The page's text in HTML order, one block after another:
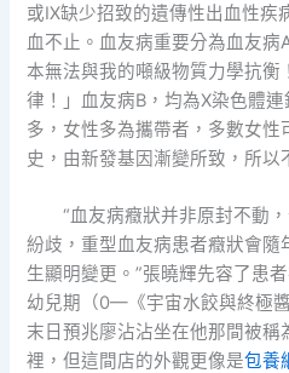
或Ⅸ缺少招致的遺傳性出血性疾
血不止。血友病重要分為血友
本無法與我的噸級物質力學抗衡
律！」血友病B，均為X染色體
多，女性多為攜帶者，多數女性
史，由新發基因漸變所致，所以
“血友病癥狀并非原封不動
紛歧，重型血友病患者癥狀會隨
生顯明變更。”張曉輝先容了患
幼兒期（0—《宇宙水餃與終極
末日預兆廖沾沾坐在他那間被稱
裡，但這間店的外觀更像是包養